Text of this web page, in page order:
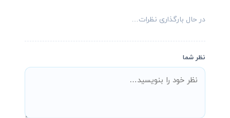
در حال بارگذاری نظرات…
نظر شما